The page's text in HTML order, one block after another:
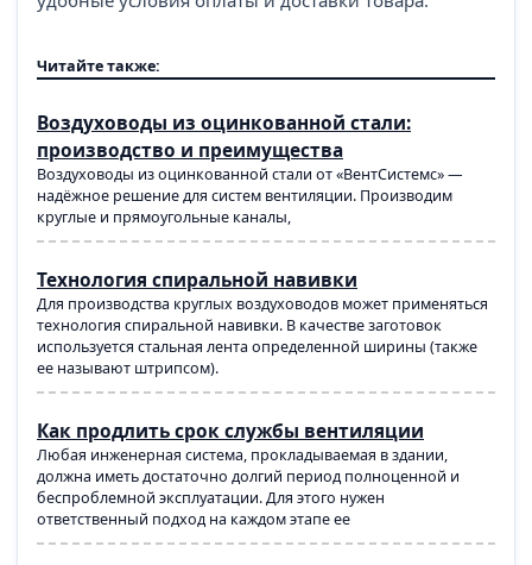
Читайте также:
Воздуховоды из оцинкованной стали:
производство и преимущества
Воздуховоды из оцинкованной стали от «ВентСистемс» —
надёжное решение для систем вентиляции. Производим
круглые и прямоугольные каналы,
Технология спиральной навивки
Для производства круглых воздуховодов может применяться
технология спиральной навивки. В качестве заготовок
используется стальная лента определенной ширины (также
ее называют штрипсом).
Как продлить срок службы вентиляции
Любая инженерная система, прокладываемая в здании,
должна иметь достаточно долгий период полноценной и
беспроблемной эксплуатации. Для этого нужен
ответственный подход на каждом этапе ее